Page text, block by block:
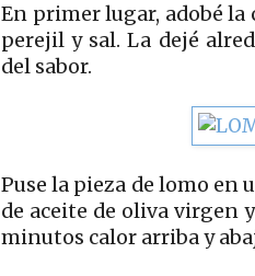
En primer lugar, adobé la
perejil y sal. La dejé
del sabor.
Puse la pieza de lomo en
de aceite de oliva virgen
minutos calor arriba y